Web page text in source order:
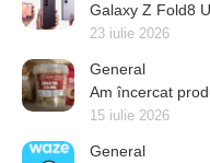
Galaxy Z Fold8
23 iulie 2026
General
Am încercat
15 iulie 2026
General